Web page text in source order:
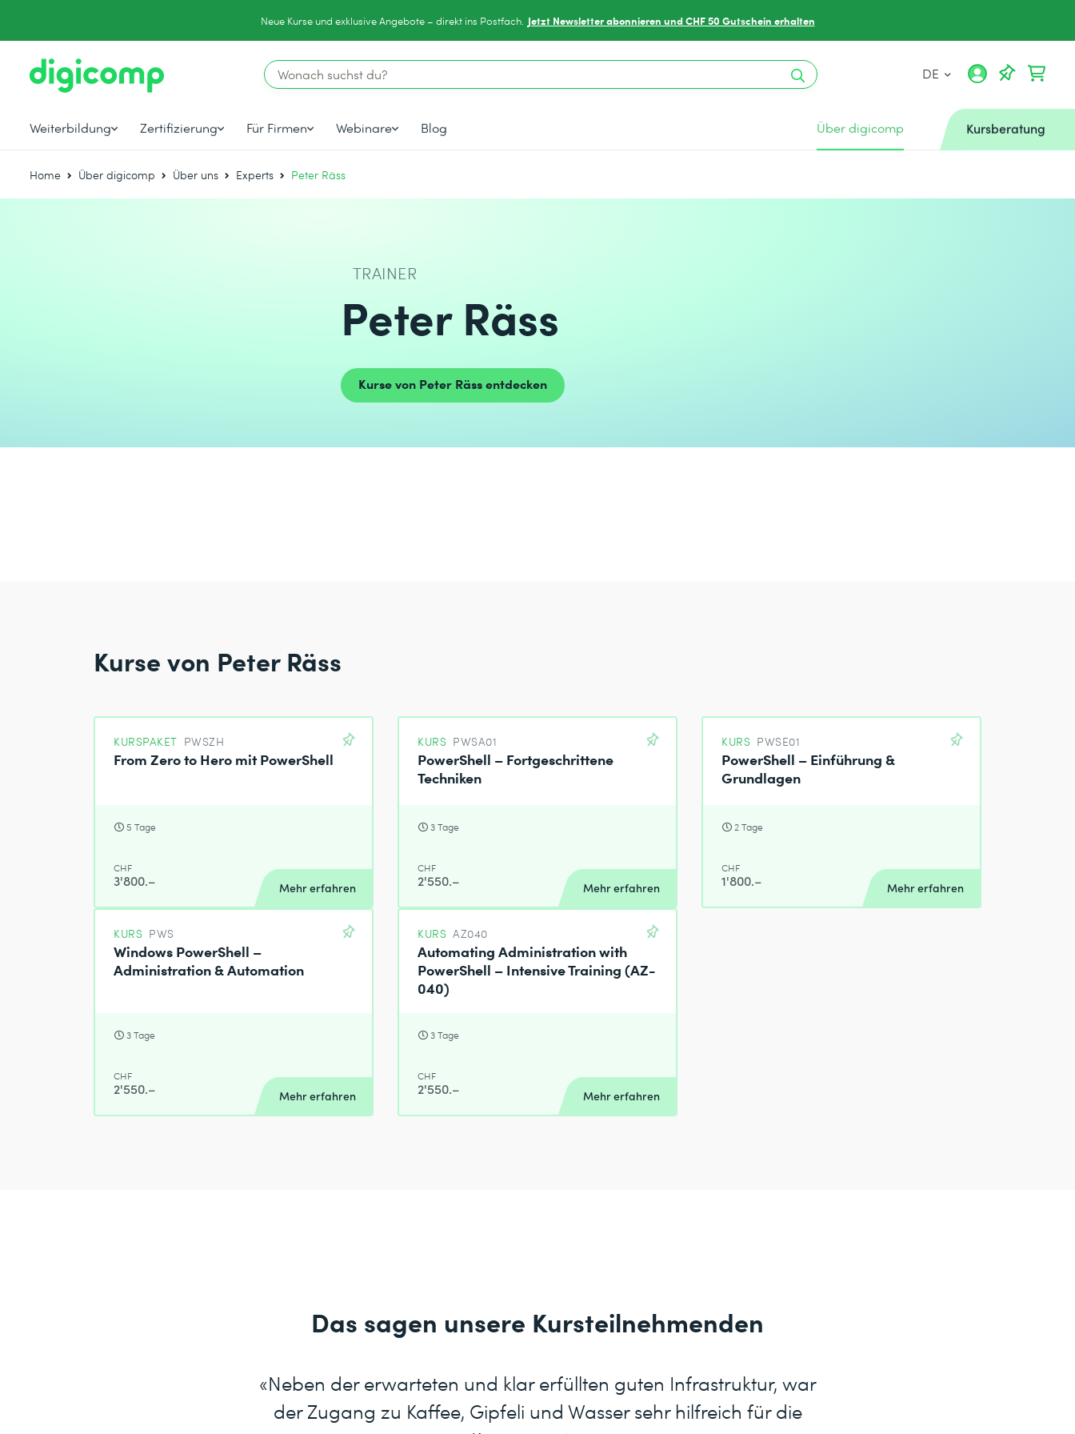
Neue Kurse und exklusive Angebote – direkt ins Postfach. Jetzt Newsletter abonnieren und CHF 50 Gutschein erhalten
DE
Weiterbildung Zertifizierung Für Firmen Webinare Blog Über digicomp Kursberatung
Home Über digicomp Über uns Experts Peter Räss
TRAINER
Peter Räss
Kurse von Peter Räss entdecken
Kurse von Peter Räss
KURSPAKET PWSZH
From Zero to Hero mit PowerShell
5 Tage
CHF
3'800.– Mehr erfahren
KURS PWSA01
PowerShell – Fortgeschrittene
Techniken
3 Tage
CHF
2'550.– Mehr erfahren
KURS PWSE01
PowerShell – Einführung &
Grundlagen
2 Tage
CHF
1'800.– Mehr erfahren
KURS PWS
Windows PowerShell –
Administration & Automation
3 Tage
CHF
2'550.– Mehr erfahren
KURS AZ040
Automating Administration with
PowerShell – Intensive Training (AZ-
040)
3 Tage
CHF
2'550.– Mehr erfahren
Das sagen unsere Kursteilnehmenden
«Neben der erwarteten und klar erfüllten guten Infrastruktur, war
der Zugang zu Kaffee, Gipfeli und Wasser sehr hilfreich für die